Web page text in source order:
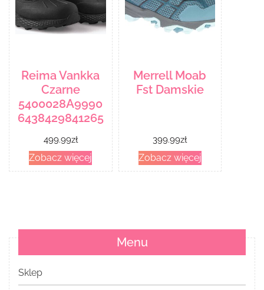
Reima Vankka
Czarne
5400028A9990
6438429841265
499.99zł
Zobacz więcej
Merrell Moab
Fst Damskie
399.99zł
Zobacz więcej
Menu
Sklep